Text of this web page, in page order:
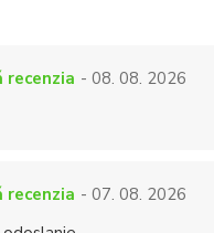
recenzia - 08. 08. 2026
recenzia - 07. 08. 2026